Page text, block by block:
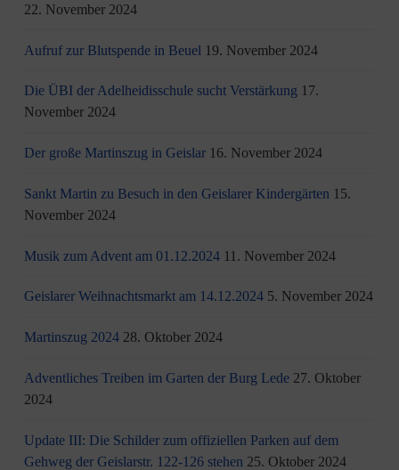
22. November 2024
Aufruf zur Blutspende in Beuel 19. November 2024
Die ÜBI der Adelheidisschule sucht Verstärkung 17.
November 2024
Der große Martinszug in Geislar 16. November 2024
Sankt Martin zu Besuch in den Geislarer Kindergärten 15.
November 2024
Musik zum Advent am 01.12.2024 11. November 2024
Geislarer Weihnachtsmarkt am 14.12.2024 5. November 2024
Martinszug 2024 28. Oktober 2024
Adventliches Treiben im Garten der Burg Lede 27. Oktober
2024
Update III: Die Schilder zum offiziellen Parken auf dem
Gehweg der Geislarstr. 122-126 stehen 25. Oktober 2024